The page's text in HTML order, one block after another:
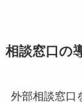
相談窓口の
外部相談窓口